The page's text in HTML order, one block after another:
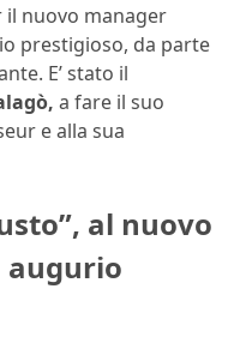
il nuovo manager
prestigioso, da parte
E’ stato il
a fare il suo
e alla sua
al nuovo
augurio